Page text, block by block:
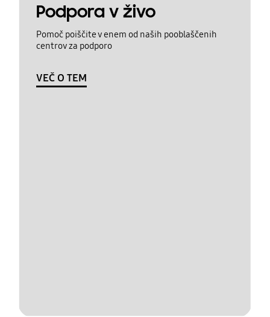
Podpora v živo
Pomoč poiščite v enem od naših pooblaščenih
centrov za podporo
VEČ O TEM